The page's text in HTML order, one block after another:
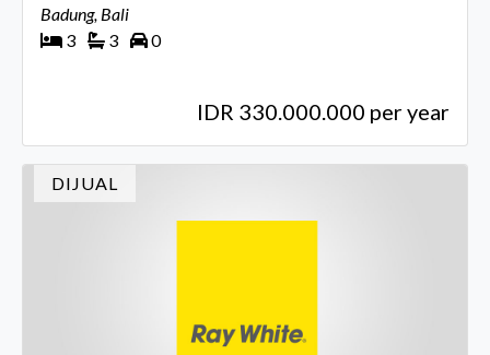
Badung, Bali
3
3 0
IDR 330.000.000 per year
DIJUAL